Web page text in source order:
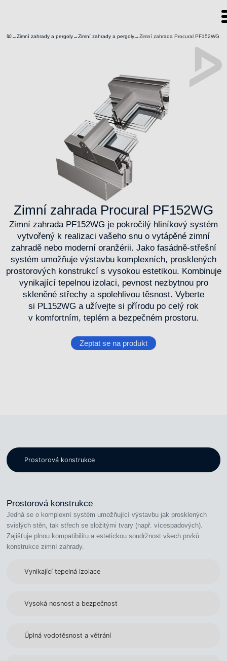
→Zimní zahrady a pergoly→Zimní zahrady a pergoly→Zimní zahrada Procural PF152WG
Zimní zahrada Procural PF152WG
Zimní zahrada PF152WG je pokročilý hliníkový systém
vytvořený k realizaci vašeho snu o vytápěné zimní
zahradě nebo moderní oranžérii. Jako fasádně-střešní
systém umožňuje výstavbu komplexních, prosklených
prostorových konstrukcí s vysokou estetikou. Kombinuje
vynikající tepelnou izolaci, pevnost nezbytnou pro
skleněné střechy a spolehlivou těsnost. Vyberte
si PL152WG a užívejte si přírodu po celý rok
v komfortním, teplém a bezpečném prostoru.
Zeptat se na produkt
Prostorová konstrukce
Vynikající tepelná izolace
Vysoká nosnost a bezpečnost
Úplná vodotěsnost a větrání
Prostorová konstrukce
Jedná se o komplexní systém umožňující výstavbu jak prosklených
svislých stěn, tak střech se složitými tvary (např. vícespadových).
Zajišťuje plnou kompatibilitu a estetickou soudržnost všech prvků
konstrukce zimní zahrady.